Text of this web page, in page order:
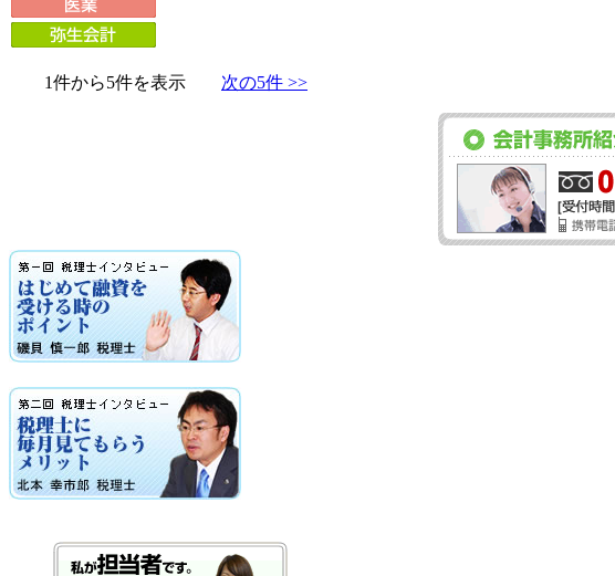
1件から5件を表示 次の5件 >>